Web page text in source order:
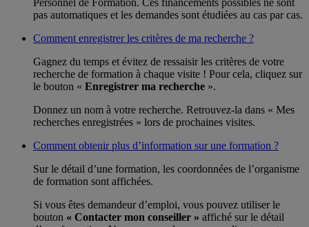
pas automatiques et les demandes sont étudiées au cas par cas.
Comment enregistrer les critères de ma recherche ?
Gagnez du temps et évitez de ressaisir les critères de votre
recherche de formation à chaque visite ! Pour cela, cliquez sur
le bouton « Enregistrer ma recherche ».
Donnez un nom à votre recherche. Retrouvez-la dans « Mes
recherches enregistrées » lors de prochaines visites.
Comment obtenir plus d’information sur une formation ?
Sur le détail d’une formation, les coordonnées de l’organisme
de formation sont affichées.
Si vous êtes demandeur d’emploi, vous pouvez utiliser le
bouton « Contacter mon conseiller » affiché sur le détail